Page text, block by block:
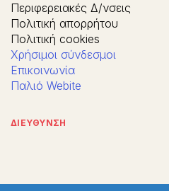
Περιφερειακές Δ/νσεις
Πολιτική απορρήτου
Πολιτική cookies
Χρήσιμοι σύνδεσμοι
Επικοινωνία
Παλιό Webite
ΔΙΕΥΘΥΝΣΗ